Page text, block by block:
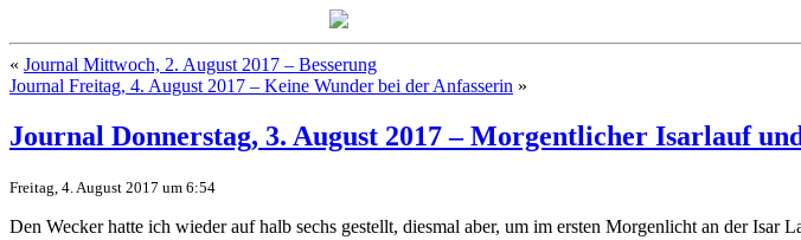
« Journal Mittwoch, 2. August 2017 – Besserung
Journal Freitag, 4. August 2017 – Keine Wunder bei der Anfasserin »
Journal Donnerstag, 3. August 2017 – Morgentlicher Isarlauf
Freitag, 4. August 2017 um 6:54
Den Wecker hatte ich wieder auf halb sechs gestellt, diesmal aber, um im ersten Morgenlicht an der Isar